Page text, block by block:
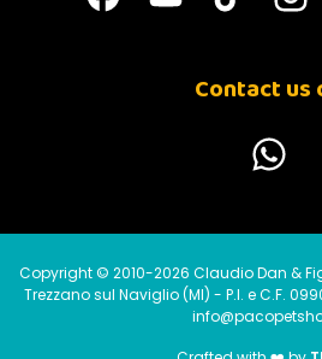
Contact us
Copyright © 2010-2026 Claudio Dan &
Trezzano sul Naviglio (MI) - P.I. e C.F.